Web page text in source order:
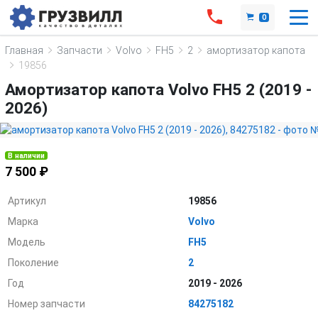
0
Главная Запчасти Volvo FH5 2
амортизатор капота
19856
Амортизатор капота Volvo FH5 2 (2019 -
2026)
В наличии
7 500 ₽
Артикул
19856
Марка
Volvo
Модель
FH5
Поколение
2
Год
2019 - 2026
Номер запчасти
84275182